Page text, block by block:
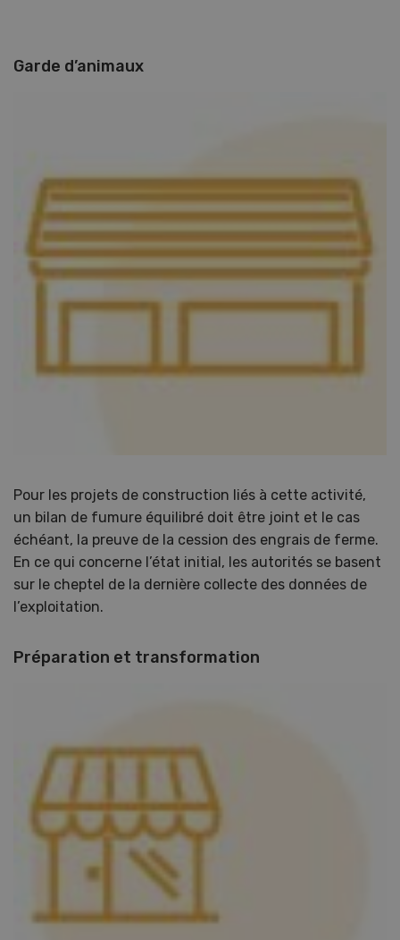
Garde d’animaux
Pour les projets de construction liés à cette activité,
un bilan de fumure équilibré doit être joint et le cas
échéant, la preuve de la cession des engrais de ferme.
En ce qui concerne l’état initial, les autorités se basent
sur le cheptel de la dernière collecte des données de
l’exploitation.
Préparation et transformation